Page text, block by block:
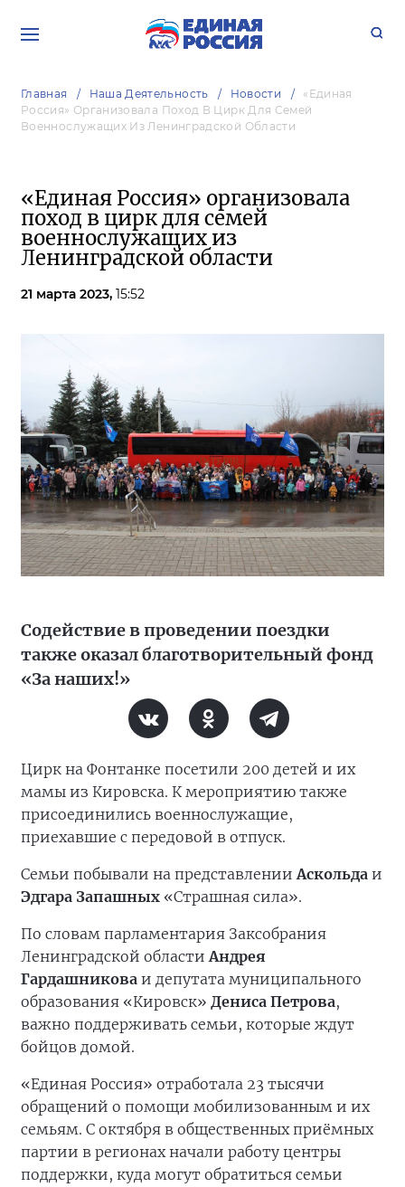
Главная Наша Деятельность Новости
«Единая
Россия» Организовала Поход В Цирк Для Семей
Военнослужащих Из Ленинградской Области
«Единая Россия» организовала
поход в цирк для семей
военнослужащих из
Ленинградской области
21 марта 2023, 15:52
Содействие в проведении поездки
также оказал благотворительный фонд
«За наших!»
Цирк на Фонтанке посетили 200 детей и их
мамы из Кировска. К мероприятию также
присоединились военнослужащие,
приехавшие с передовой в отпуск.
Семьи побывали на представленииАскольда и
Эдгара Запашных «Страшная сила».
По словам парламентария Заксобрания
Ленинградской областиАндрея
Гардашникова и депутата муниципального
образования «Кировск» Дениса Петрова,
важно поддерживать семьи, которые ждут
бойцов домой.
«Единая Россия» отработала 23 тысячи
обращений о помощи мобилизованным и их
семьям. С октября в общественных приёмных
партии в регионах начали работу центры
поддержки, куда могут обратиться семьи